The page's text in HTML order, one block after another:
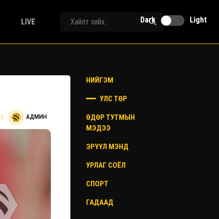
LIVE Dark Light
| АДМИН
НИЙГЭМ
УЛС ТӨР
ӨДӨР ТУТМЫН
МЭДЭЭ
ЭРҮҮЛ МЭНД
УРЛАГ СОЁЛ
СПОРТ
ГАДААД